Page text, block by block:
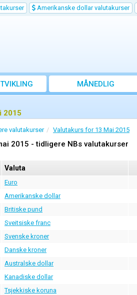
Amerikanske dollar valutakurser
MÅNEDLIG
GJENNOMSNITTSKURS
2015
valutakurser Valutakurs for 13 Mai 2015
2015 - tidligere NBs valutakurser
Valuta
Euro
Amerikanske dollar
Britiske pund
Sveitsiske franc
Svenske kroner
Danske kroner
Australske dollar
Kanadiske dollar
Tsjekkiske koruna